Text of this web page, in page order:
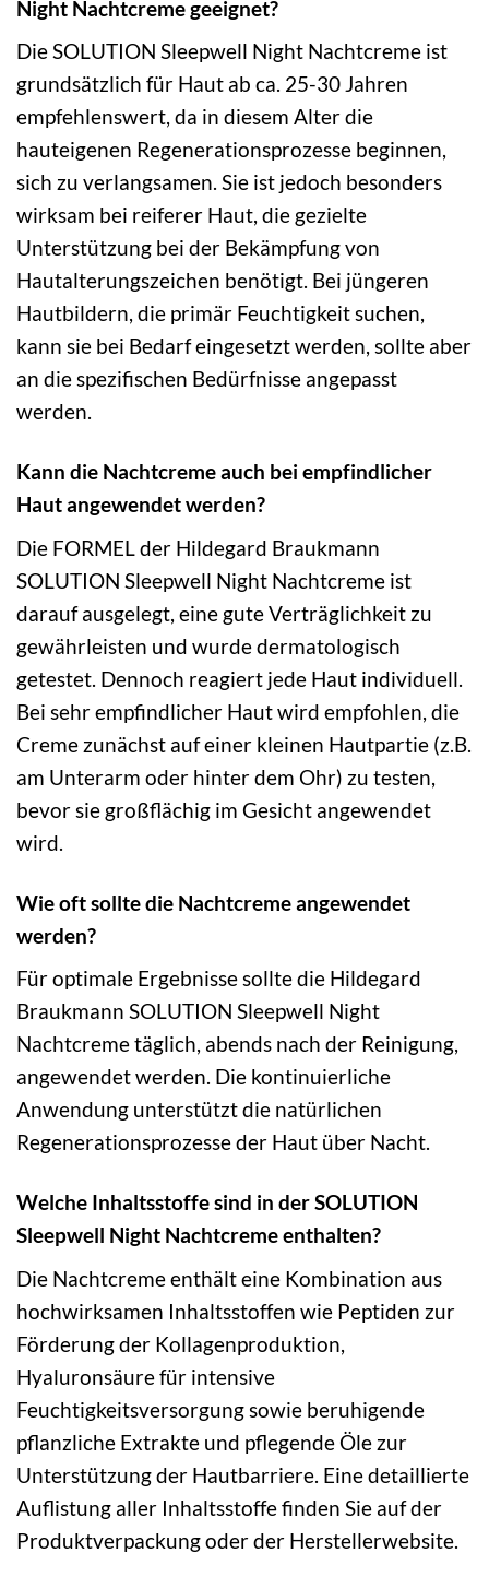
Night Nachtcreme geeignet?
Die SOLUTION Sleepwell Night Nachtcreme ist
grundsätzlich für Haut ab ca. 25-30 Jahren
empfehlenswert, da in diesem Alter die
hauteigenen Regenerationsprozesse beginnen,
sich zu verlangsamen. Sie ist jedoch besonders
wirksam bei reiferer Haut, die gezielte
Unterstützung bei der Bekämpfung von
Hautalterungszeichen benötigt. Bei jüngeren
Hautbildern, die primär Feuchtigkeit suchen,
kann sie bei Bedarf eingesetzt werden, sollte aber
an die spezifischen Bedürfnisse angepasst
werden.
Kann die Nachtcreme auch bei empfindlicher
Haut angewendet werden?
Die FORMEL der Hildegard Braukmann
SOLUTION Sleepwell Night Nachtcreme ist
darauf ausgelegt, eine gute Verträglichkeit zu
gewährleisten und wurde dermatologisch
getestet. Dennoch reagiert jede Haut individuell.
Bei sehr empfindlicher Haut wird empfohlen, die
Creme zunächst auf einer kleinen Hautpartie (z.B.
am Unterarm oder hinter dem Ohr) zu testen,
bevor sie großflächig im Gesicht angewendet
wird.
Wie oft sollte die Nachtcreme angewendet
werden?
Für optimale Ergebnisse sollte die Hildegard
Braukmann SOLUTION Sleepwell Night
Nachtcreme täglich, abends nach der Reinigung,
angewendet werden. Die kontinuierliche
Anwendung unterstützt die natürlichen
Regenerationsprozesse der Haut über Nacht.
Welche Inhaltsstoffe sind in der SOLUTION
Sleepwell Night Nachtcreme enthalten?
Die Nachtcreme enthält eine Kombination aus
hochwirksamen Inhaltsstoffen wie Peptiden zur
Förderung der Kollagenproduktion,
Hyaluronsäure für intensive
Feuchtigkeitsversorgung sowie beruhigende
pflanzliche Extrakte und pflegende Öle zur
Unterstützung der Hautbarriere. Eine detaillierte
Auflistung aller Inhaltsstoffe finden Sie auf der
Produktverpackung oder der Herstellerwebsite.